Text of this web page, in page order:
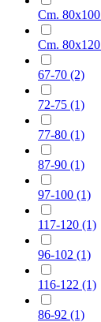
Cm. 80x100
Cm. 80x120
67-70 (2)
72-75 (1)
77-80 (1)
87-90 (1)
97-100 (1)
117-120 (1)
96-102 (1)
116-122 (1)
86-92 (1)